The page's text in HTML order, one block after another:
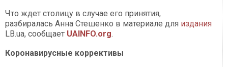
Что ждет столицу в случае его принятия,
разбиралась Анна Стешенко в материале для издания
LB.ua, сообщает UAINFO.org.
Коронавирусные коррективы